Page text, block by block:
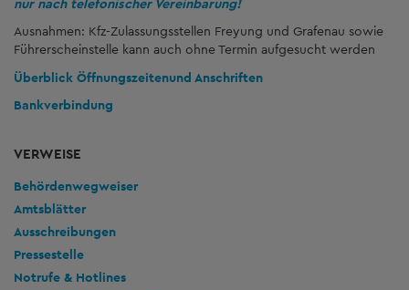
Ausnahmen: Kfz-Zulassungsstellen Freyung und Grafenau sowie
Führerscheinstelle kann auch ohne Termin aufgesucht werden
Überblick Öffnungszeitenund Anschriften
Bankverbindung
VERWEISE
Behördenwegweiser
Amtsblätter
Ausschreibungen
Pressestelle
Notrufe & Hotlines